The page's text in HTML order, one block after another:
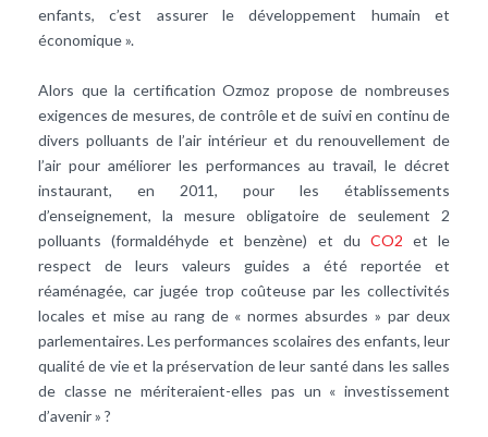
enfants, c’est assurer le développement humain et
économique ».
Alors que la certification Ozmoz propose de nombreuses
exigences de mesures, de contrôle et de suivi en continu de
divers polluants de l’air intérieur et du renouvellement de
l’air pour améliorer les performances au travail, le décret
instaurant, en 2011, pour les établissements
d’enseignement, la mesure obligatoire de seulement 2
polluants (formaldéhyde et benzène) et du CO2 et le
respect de leurs valeurs guides a été reportée et
réaménagée, car jugée trop coûteuse par les collectivités
locales et mise au rang de « normes absurdes » par deux
parlementaires. Les performances scolaires des enfants, leur
qualité de vie et la préservation de leur santé dans les salles
de classe ne mériteraient-elles pas un « investissement
d’avenir » ?